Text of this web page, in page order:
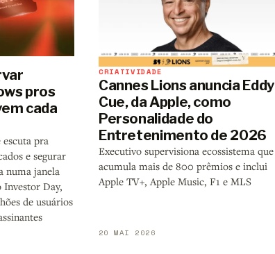
pros
cada
pra
e segurar
numa janela
Investor Day,
de usuários
CRIATIVIDADE
Cannes Lions anuncia Eddy
Cue, da Apple, como
Personalidade do
Entretenimento de 2026
Executivo supervisiona ecossistema que
acumula mais de 800 prêmios e inclui
Apple TV+, Apple Music, F1 e MLS
20 MAI 2026